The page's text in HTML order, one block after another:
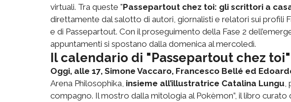
virtuali. Tra queste "Passepartout chez toi: gli scrittori a
direttamente dal salotto di autori, giornalisti e relatori sui profili
e di Passepartout. Con il proseguimento della Fase 2
appuntamenti si spostano dalla domenica al mercoledì.
Il calendario di "Passepartout chez toi"
Oggi, alle 17, Simone Vaccaro, Francesco Bellé ed
Arena Philosophika, insieme all’illustratrice Catalina Lungu
compagno. Il mostro dalla mitologia al Pokèmon”, il libro